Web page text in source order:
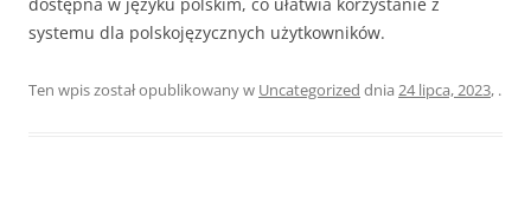
systemu dla polskojęzycznych użytkowników.
Ten wpis został opublikowany w Uncategorized dnia 24 lipca, 2023, .